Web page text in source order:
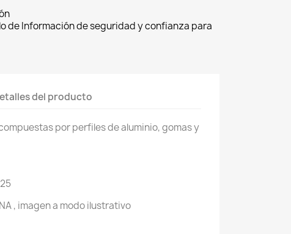
de Información de seguridad y confianza para
del producto
por perfiles de aluminio, gomas y
, imagen a modo ilustrativo